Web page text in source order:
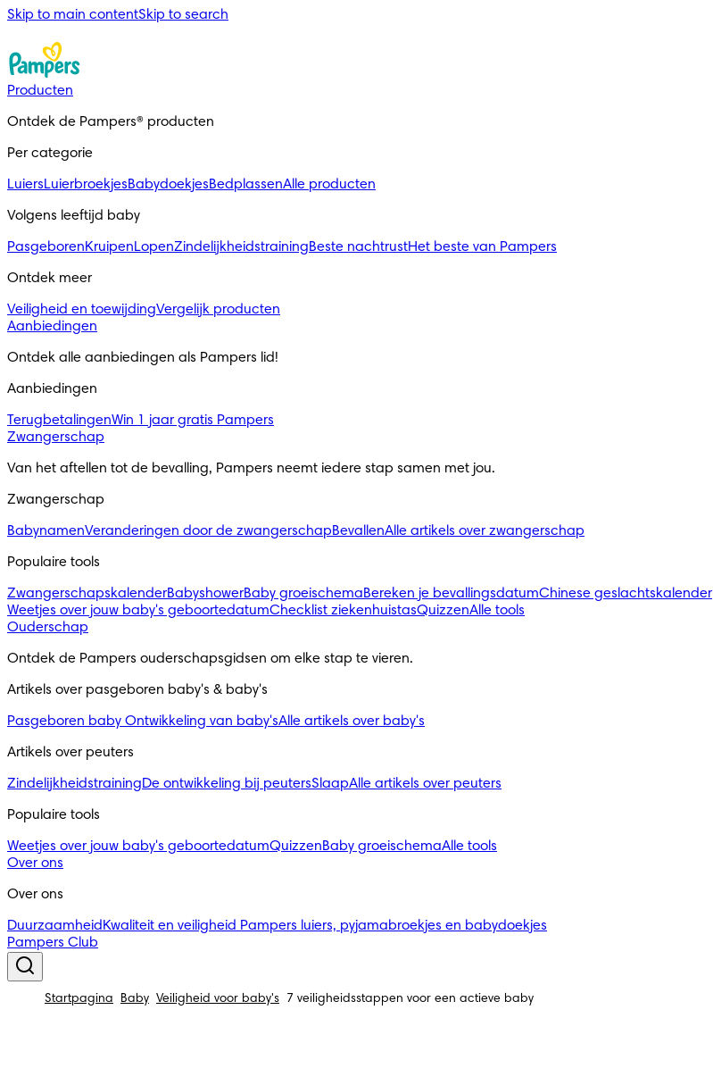
Skip to main contentSkip to search
Producten
Ontdek de Pampers® producten
Per categorie
LuiersLuierbroekjesBabydoekjesBedplassenAlle producten
Volgens leeftijd baby
PasgeborenKruipenLopenZindelijkheidstrainingBeste nachtrustHet beste van Pampers
Ontdek meer
Veiligheid en toewijdingVergelijk producten
Aanbiedingen
Ontdek alle aanbiedingen als Pampers lid!
Aanbiedingen
TerugbetalingenWin 1 jaar gratis Pampers
Zwangerschap
Van het aftellen tot de bevalling, Pampers neemt iedere stap samen met jou.
Zwangerschap
BabynamenVeranderingen door de zwangerschapBevallenAlle artikels over zwangerschap
Populaire tools
ZwangerschapskalenderBabyshowerBaby groeischemaBereken je bevallingsdatumChinese geslachtskalender
Weetjes over jouw baby's geboortedatumChecklist ziekenhuistasQuizzenAlle tools
Ouderschap
Ontdek de Pampers ouderschapsgidsen om elke stap te vieren.
Artikels over pasgeboren baby's & baby's
Pasgeboren baby Ontwikkeling van baby'sAlle artikels over baby's
Artikels over peuters
ZindelijkheidstrainingDe ontwikkeling bij peutersSlaapAlle artikels over peuters
Populaire tools
Weetjes over jouw baby's geboortedatumQuizzenBaby groeischemaAlle tools
Over ons
Over ons
Duurzaamheid Kwaliteit en veiligheid Pampers luiers, pyjamabroekjes en babydoekjes
Pampers Club
Startpagina Baby Veiligheid voor baby's 7 veiligheidsstappen voor een actieve baby